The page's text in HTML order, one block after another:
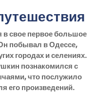
в свое первое большое
побывал в Одессе,
городах и селениях.
познакомился с
что послужило
его произведений.